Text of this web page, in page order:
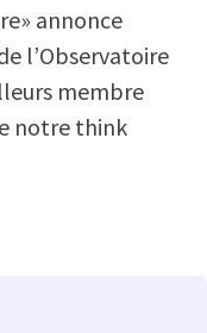
annonce
l’Observatoire
membre
notre think